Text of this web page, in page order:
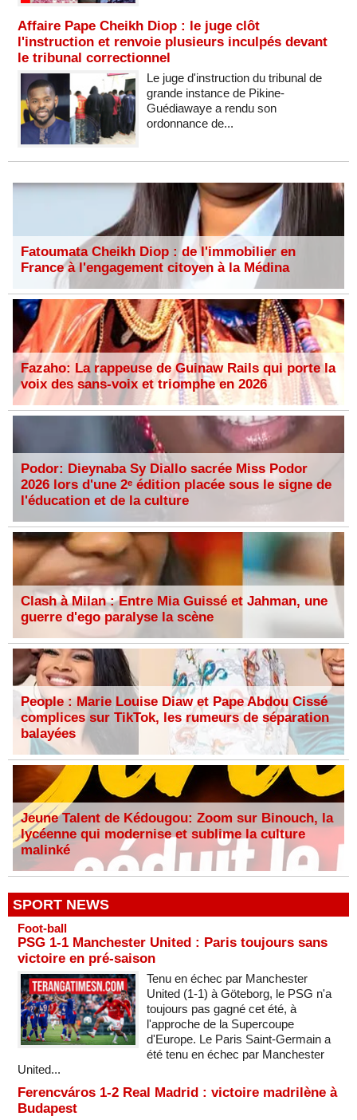
Affaire Pape Cheikh Diop : le juge clôt
l'instruction et renvoie plusieurs inculpés devant
le tribunal correctionnel
Le juge d'instruction du tribunal de
grande instance de Pikine-
Guédiawaye a rendu son
ordonnance de...
Fatoumata Cheikh Diop : de l'immobilier en
France à l'engagement citoyen à la Médina
Fazaho: La rappeuse de Guinaw Rails qui porte la
voix des sans-voix et triomphe en 2026
Podor: Dieynaba Sy Diallo sacrée Miss Podor
2026 lors d'une 2ᵉ édition placée sous le signe de
l'éducation et de la culture
Clash à Milan : Entre Mia Guissé et Jahman, une
guerre d'ego paralyse la scène
People : Marie Louise Diaw et Pape Abdou Cissé
complices sur TikTok, les rumeurs de séparation
balayées
Jeune Talent de Kédougou: Zoom sur Binouch, la
lycéenne qui modernise et sublime la culture
malinké
SPORT NEWS
Foot-ball
PSG 1-1 Manchester United : Paris toujours sans
victoire en pré-saison
Tenu en échec par Manchester
United (1-1) à Göteborg, le PSG n'a
toujours pas gagné cet été, à
l'approche de la Supercoupe
d'Europe. Le Paris Saint-Germain a
été tenu en échec par Manchester
United...
Ferencváros 1-2 Real Madrid : victoire madrilène à
Budapest